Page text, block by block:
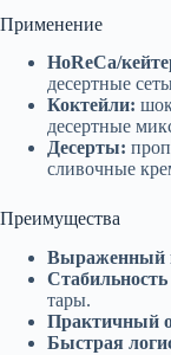
Применение
HoReCa/
десертные
Коктейли:
десертные
Десерты:
сливочные
Преимущества
Выраженный
Стабильность
тары.
Практичный
Быстрая